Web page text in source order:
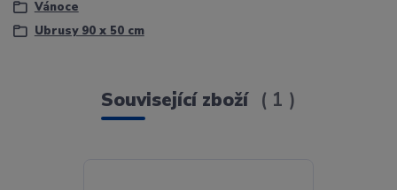
Vánoce
Ubrusy 90 x 50 cm
Související zboží 1